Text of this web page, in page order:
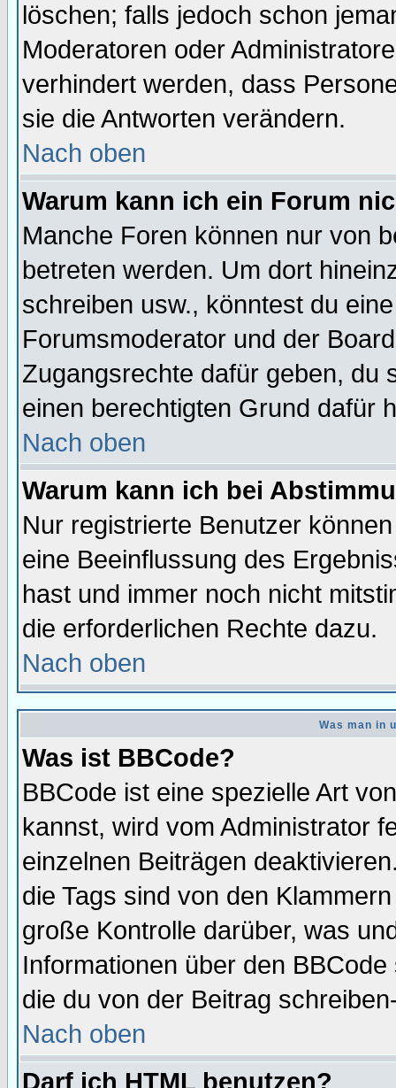
löschen; falls jedoch schon
Moderatoren oder
verhindert werden, dass
sie die Antworten verändern.
Nach oben
Warum kann ich ein Forum
Manche Foren können nur von
betreten werden. Um dort
schreiben usw., könntest du
Forumsmoderator und der
Zugangsrechte dafür geben, du
einen berechtigten Grund dafür
Nach oben
Warum kann ich bei
Nur registrierte Benutzer
eine Beeinflussung des
hast und immer noch nicht
die erforderlichen Rechte dazu.
Nach oben
Was man in
Was ist BBCode?
BBCode ist eine spezielle Art
kannst, wird vom Administrator
einzelnen Beiträgen
die Tags sind von den
große Kontrolle darüber, was
Informationen über den
die du von der Beitrag
Nach oben
Darf ich HTML benutzen?